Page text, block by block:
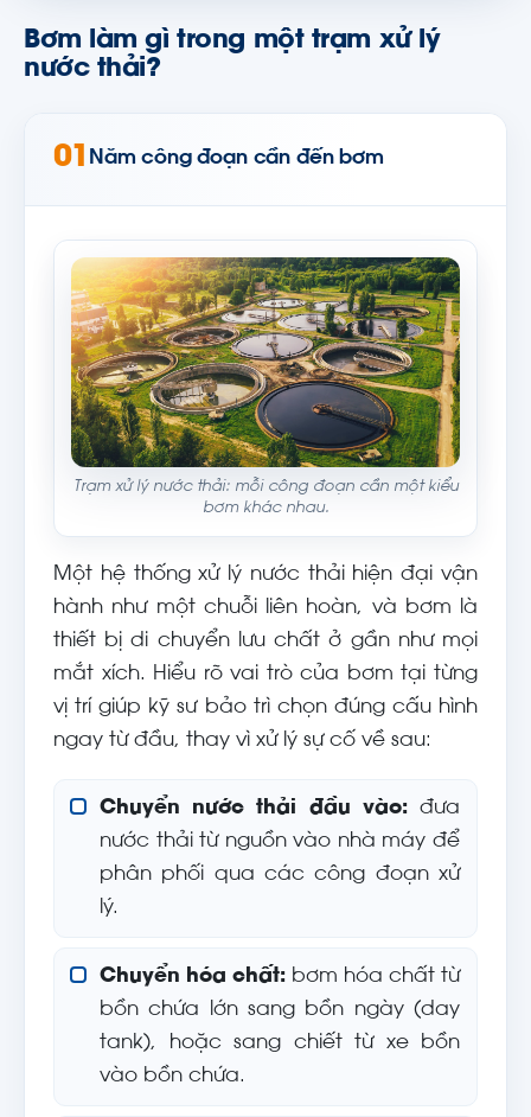
Bơm làm gì trong một trạm xử lý
nước thải?
01 Năm công đoạn cần đến bơm
Trạm xử lý nước thải: mỗi công đoạn cần một kiểu
bơm khác nhau.
Một hệ thống xử lý nước thải hiện đại vận
hành như một chuỗi liên hoàn, và bơm là
thiết bị di chuyển lưu chất ở gần như mọi
mắt xích. Hiểu rõ vai trò của bơm tại từng
vị trí giúp kỹ sư bảo trì chọn đúng cấu hình
ngay từ đầu, thay vì xử lý sự cố về sau:
Chuyển nước thải đầu vào:đưa
nước thải từ nguồn vào nhà máy để
phân phối qua các công đoạn xử
lý.
Chuyển hóa chất: bơm hóa chất từ
bồn chứa lớn sang bồn ngày (day
tank), hoặc sang chiết từ xe bồn
vào bồn chứa.